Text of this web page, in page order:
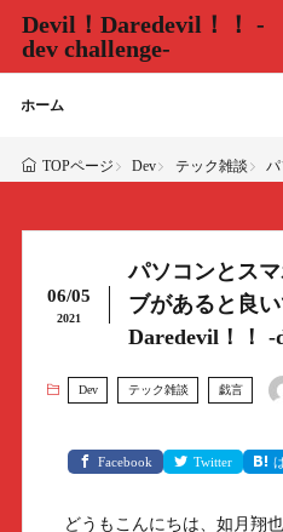
Devil！Daredevil！！ -
dev challenge-
ホーム
TOPページ Dev テック雑談
06/05
2021
パソコンとス
ブがあると良
Daredevil！！ -
Dev テック雑談 戯言
Facebook Twitter
どうもこんにちは、如月翔